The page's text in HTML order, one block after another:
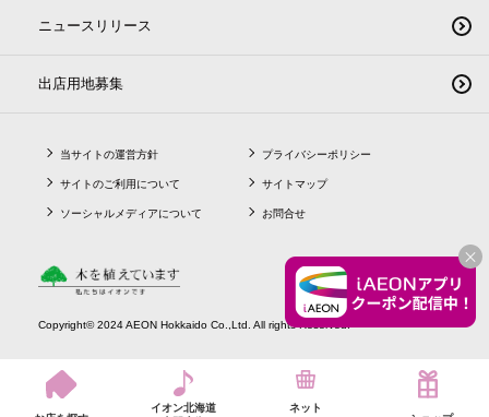
ニュースリリース
出店用地募集
当サイトの運営方針
サイトのご利用について
ソーシャルメディアについて
プライバシーポリシー
サイトマップ
お問合せ
Copyright© 2024 AEON Hokkaido Co.,Ltd. All rights Reserved.
イオン北海道
ネット